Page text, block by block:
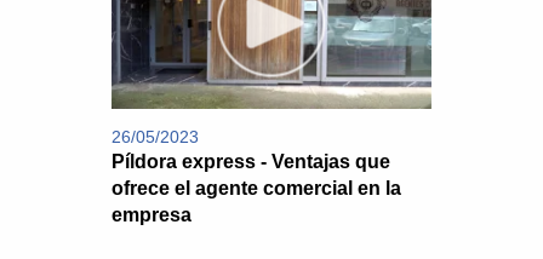
26/05/2023
Píldora express - Ventajas que
ofrece el agente comercial en la
empresa